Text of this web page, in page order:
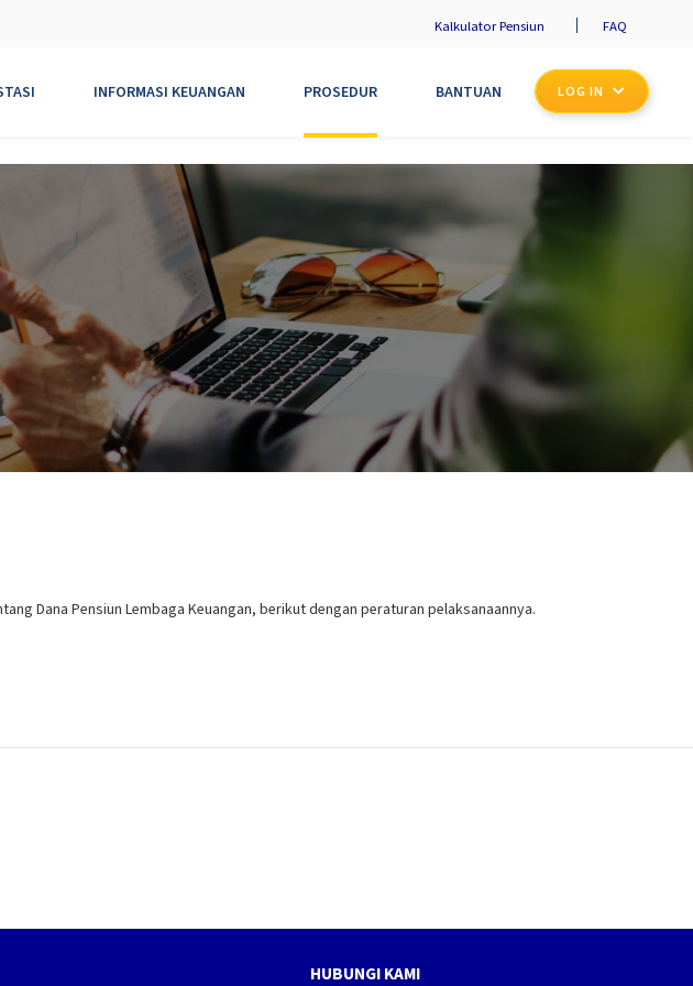
Kalkulator Pensiun FAQ
INFORMASI KEUANGAN PROSEDUR BANTUAN LOG IN
Dana Pensiun Lembaga Keuangan, berikut dengan peraturan pelaksanaannya.
HUBUNGI KAMI